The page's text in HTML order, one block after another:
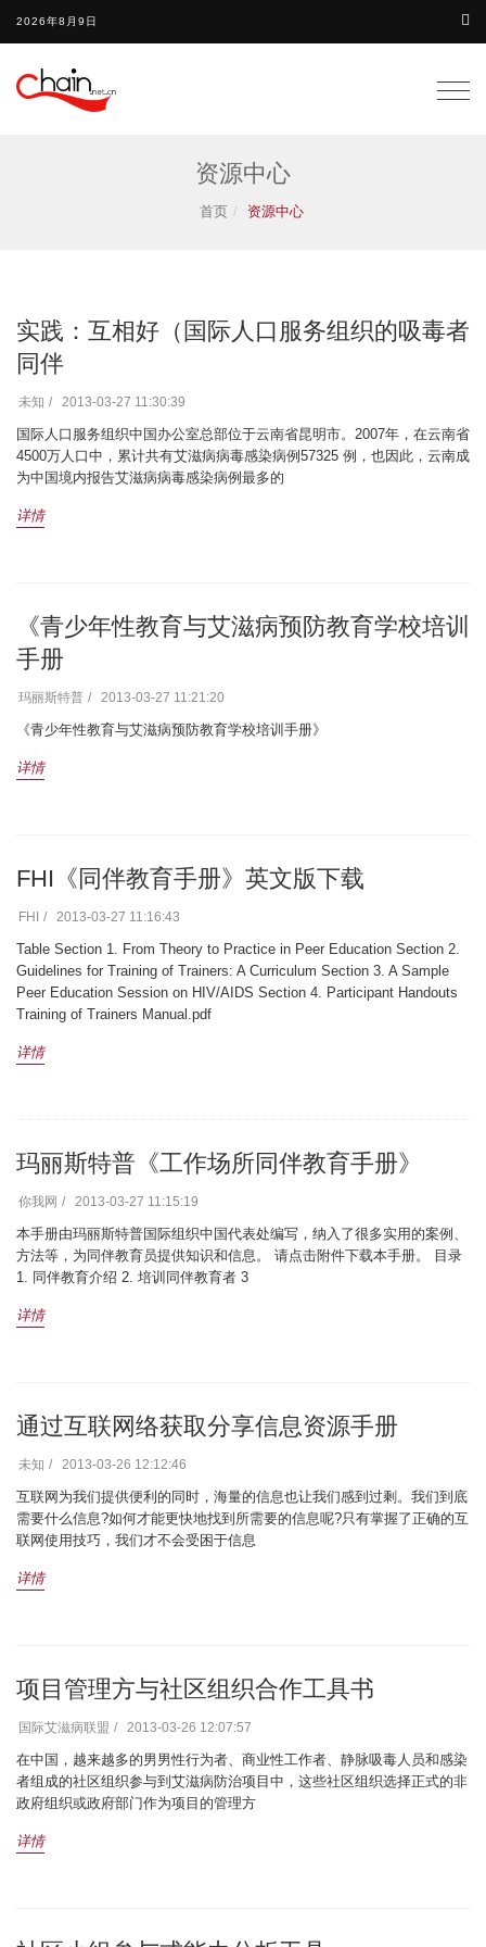
2026年8月9日
资源中心
首页 资源中心
实践：互相好（国际人口服务组织的吸毒者
同伴
未知 2013-03-27 11:30:39
国际人口服务组织中国办公室总部位于云南省昆明市。2007年，在云南省
4500万人口中，累计共有艾滋病病毒感染病例57325 例，也因此，云南成
为中国境内报告艾滋病病毒感染病例最多的
详情
《青少年性教育与艾滋病预防教育学校培训
手册
玛丽斯特普 2013-03-27 11:21:20
《青少年性教育与艾滋病预防教育学校培训手册》
详情
FHI《同伴教育手册》英文版下载
FHI 2013-03-27 11:16:43
Table Section 1. From Theory to Practice in Peer Education Section 2.
Guidelines for Training of Trainers: A Curriculum Section 3. A Sample
Peer Education Session on HIV/AIDS Section 4. Participant Handouts
Training of Trainers Manual.pdf
详情
玛丽斯特普《工作场所同伴教育手册》
你我网 2013-03-27 11:15:19
本手册由玛丽斯特普国际组织中国代表处编写，纳入了很多实用的案例、
方法等，为同伴教育员提供知识和信息。 请点击附件下载本手册。 目录
1. 同伴教育介绍 2. 培训同伴教育者 3
详情
通过互联网络获取分享信息资源手册
未知 2013-03-26 12:12:46
互联网为我们提供便利的同时，海量的信息也让我们感到过剩。我们到底
需要什么信息?如何才能更快地找到所需要的信息呢?只有掌握了正确的互
联网使用技巧，我们才不会受困于信息
详情
项目管理方与社区组织合作工具书
国际艾滋病联盟 2013-03-26 12:07:57
在中国，越来越多的男男性行为者、商业性工作者、静脉吸毒人员和感染
者组成的社区组织参与到艾滋病防治项目中，这些社区组织选择正式的非
政府组织或政府部门作为项目的管理方
详情